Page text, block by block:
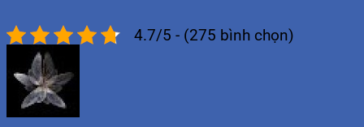
4.7/5 - (275 bình chọn)